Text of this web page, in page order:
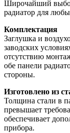
Широчайший
радиатор для
Комплектация
Заглушка и
заводских
отсутствию
обе панели
стороны.
Изготовлено из
Толщина стали в
превышает
обеспечивает
прибора.